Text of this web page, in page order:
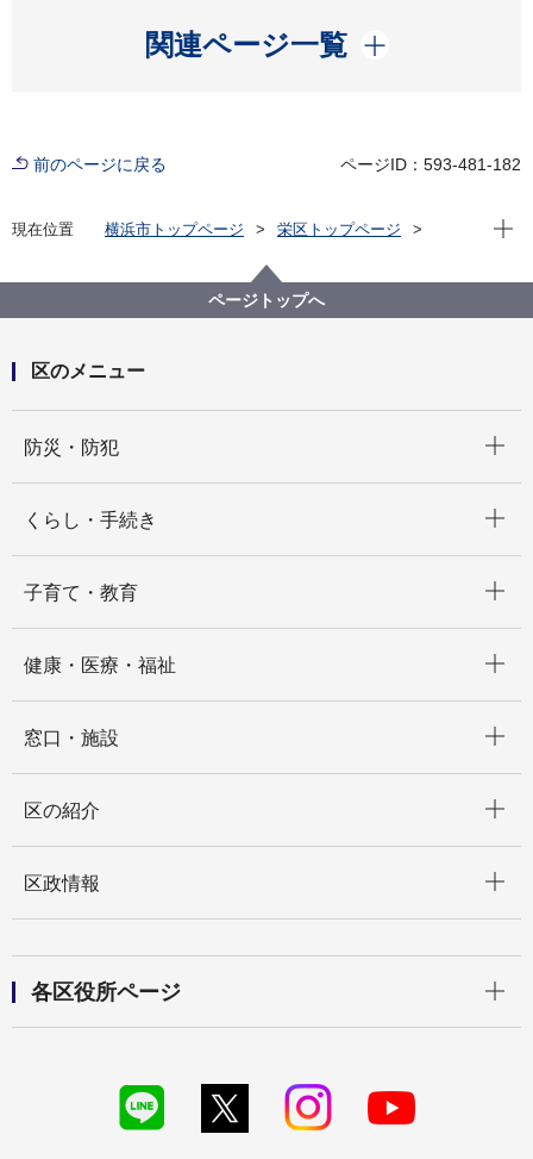
関連ページ一覧
開く
前のページに戻る ページID：593-481-182
現在位置 横浜市トップページ
栄区トップページ
現在
ページトップへ
区のメニュー
防災・防犯
くらし・手続き
子育て・教育
健康・医療・福祉
窓口・施設
区の紹介
区政情報
各区役所ページ